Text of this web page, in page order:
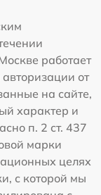
работает
от
на сайте,
характер и
п. 2 ст. 437
марки
целях
с которой мы